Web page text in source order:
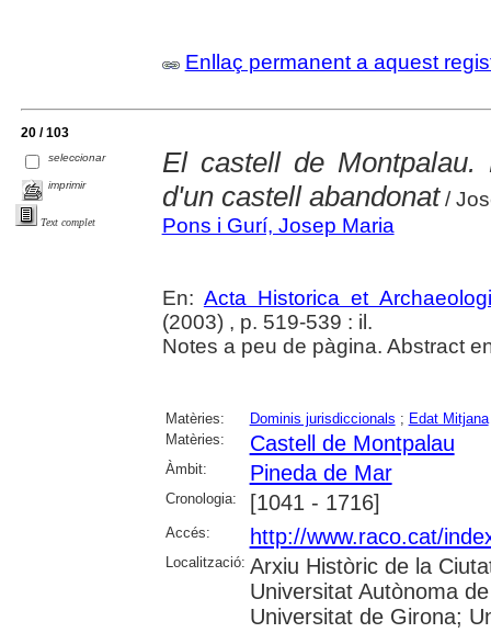
Enllaç permanent a aquest
20 / 103
seleccionar
imprimir
Text complet
El castell de
d'un castell abandonat/
Pons i Gurí, Josep Maria
En: Acta Historica et
(2003) , p. 519-539 : il.
Notes a peu de pàgina. Abstract
Matèries: Dominis jurisdiccionals ; Edat Mitjana
Matèries:
Castell de Montpalau
Àmbit: Pineda de Mar
Cronologia: [1041 - 1716]
Accés: http://www.raco.cat/
Localització: Arxiu Històric de la
Universitat Autònoma
Universitat de Girona;